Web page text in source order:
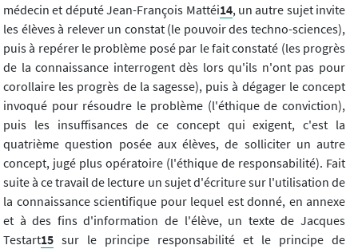
médecin et député Jean-François Mattéi14, un autre sujet invite
les élèves à relever un constat (le pouvoir des techno-sciences),
puis à repérer le problème posé par le fait constaté (les progrès
de la connaissance interrogent dès lors qu'ils n'ont pas pour
corollaire les progrès de la sagesse), puis à dégager le concept
invoqué pour résoudre le problème (l'éthique de conviction),
puis les insuffisances de ce concept qui exigent, c'est la
quatrième question posée aux élèves, de solliciter un autre
concept, jugé plus opératoire (l'éthique de responsabilité). Fait
suite à ce travail de lecture un sujet d'écriture sur l'utilisation de
la connaissance scientifique pour lequel est donné, en annexe
et à des fins d'information de l'élève, un texte de Jacques
Testart15 sur le principe responsabilité et le principe de